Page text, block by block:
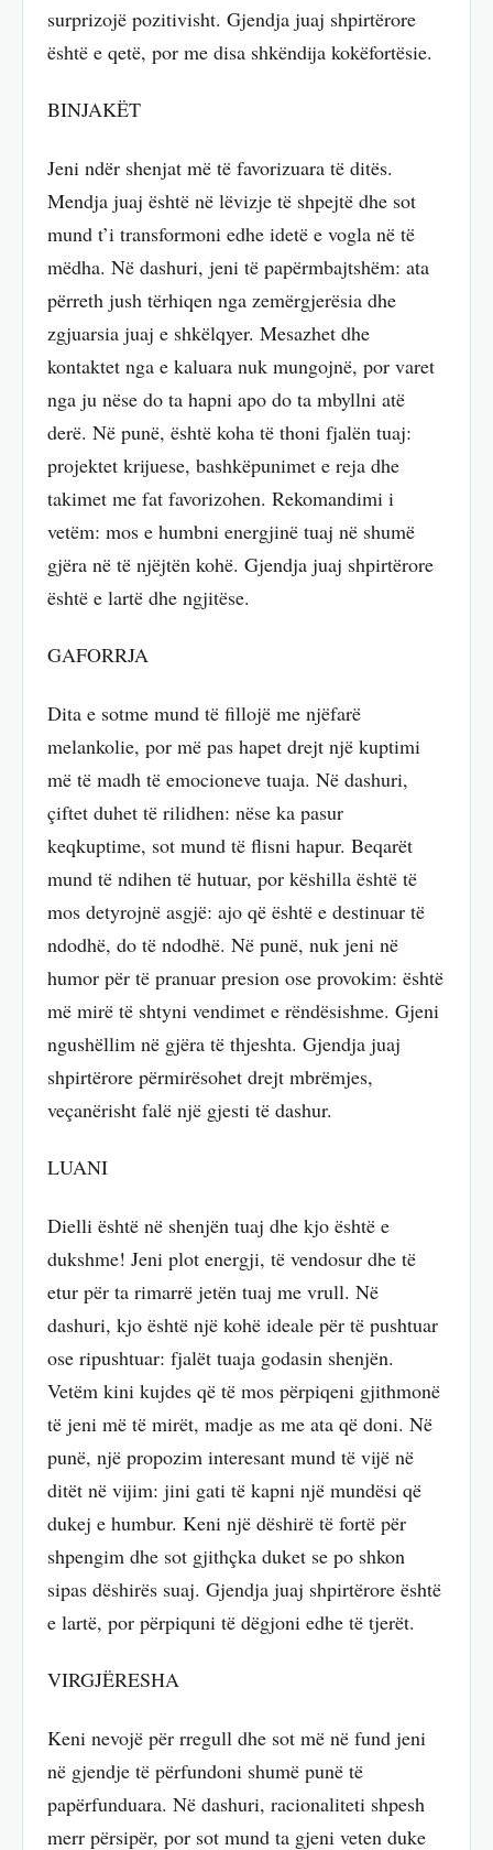
surprizojë pozitivisht. Gjendja juaj shpirtërore
është e qetë, por me disa shkëndija kokëfortësie.
BINJAKËT
Jeni ndër shenjat më të favorizuara të ditës.
Mendja juaj është në lëvizje të shpejtë dhe sot
mund t’i transformoni edhe idetë e vogla në të
mëdha. Në dashuri, jeni të papërmbajtshëm: ata
përreth jush tërhiqen nga zemërgjerësia dhe
zgjuarsia juaj e shkëlqyer. Mesazhet dhe
kontaktet nga e kaluara nuk mungojnë, por varet
nga ju nëse do ta hapni apo do ta mbyllni atë
derë. Në punë, është koha të thoni fjalën tuaj:
projektet krijuese, bashkëpunimet e reja dhe
takimet me fat favorizohen. Rekomandimi i
vetëm: mos e humbni energjinë tuaj në shumë
gjëra në të njëjtën kohë. Gjendja juaj shpirtërore
është e lartë dhe ngjitëse.
GAFORRJA
Dita e sotme mund të fillojë me njëfarë
melankolie, por më pas hapet drejt një kuptimi
më të madh të emocioneve tuaja. Në dashuri,
çiftet duhet të rilidhen: nëse ka pasur
keqkuptime, sot mund të flisni hapur. Beqarët
mund të ndihen të hutuar, por këshilla është të
mos detyrojnë asgjë: ajo që është e destinuar të
ndodhë, do të ndodhë. Në punë, nuk jeni në
humor për të pranuar presion ose provokim: është
më mirë të shtyni vendimet e rëndësishme. Gjeni
ngushëllim në gjëra të thjeshta. Gjendja juaj
shpirtërore përmirësohet drejt mbrëmjes,
veçanërisht falë një gjesti të dashur.
LUANI
Dielli është në shenjën tuaj dhe kjo është e
dukshme! Jeni plot energji, të vendosur dhe të
etur për ta rimarrë jetën tuaj me vrull. Në
dashuri, kjo është një kohë ideale për të pushtuar
ose ripushtuar: fjalët tuaja godasin shenjën.
Vetëm kini kujdes që të mos përpiqeni gjithmonë
të jeni më të mirët, madje as me ata që doni. Në
punë, një propozim interesant mund të vijë në
ditët në vijim: jini gati të kapni një mundësi që
dukej e humbur. Keni një dëshirë të fortë për
shpengim dhe sot gjithçka duket se po shkon
sipas dëshirës suaj. Gjendja juaj shpirtërore është
e lartë, por përpiquni të dëgjoni edhe të tjerët.
VIRGJËRESHA
Keni nevojë për rregull dhe sot më në fund jeni
në gjendje të përfundoni shumë punë të
papërfunduara. Në dashuri, racionaliteti shpesh
merr përsipër, por sot mund ta gjeni veten duke